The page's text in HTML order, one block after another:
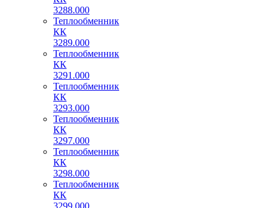
3288.000
Теплообменник
КК
3289.000
Теплообменник
КК
3291.000
Теплообменник
КК
3293.000
Теплообменник
КК
3297.000
Теплообменник
КК
3298.000
Теплообменник
КК